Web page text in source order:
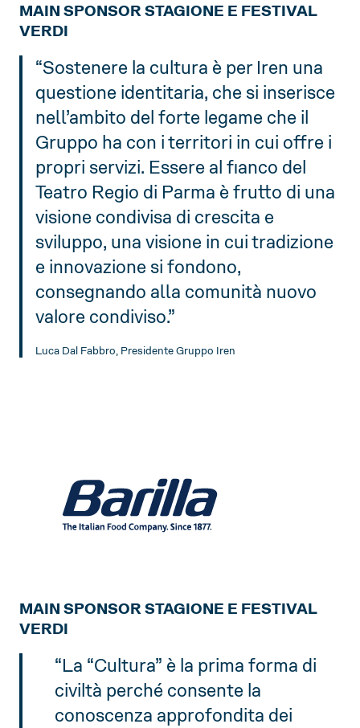
MAIN SPONSOR STAGIONE E FESTIVAL
VERDI
“Sostenere la cultura è per Iren una
questione identitaria, che si inserisce
nell’ambito del forte legame che il
Gruppo ha con i territori in cui offre i
propri servizi. Essere al fianco del
Teatro Regio di Parma è frutto di una
visione condivisa di crescita e
sviluppo, una visione in cui tradizione
e innovazione si fondono,
consegnando alla comunità nuovo
valore condiviso.”
Luca Dal Fabbro, Presidente Gruppo Iren
MAIN SPONSOR STAGIONE E FESTIVAL
VERDI
“La “Cultura” è la prima forma di
civiltà perché consente la
conoscenza approfondita dei